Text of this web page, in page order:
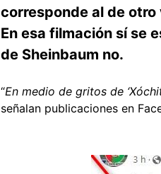
corresponde al de
En esa filmación sí se
de Sheinbaum no.
“En medio de gritos de
señalan publicaciones en